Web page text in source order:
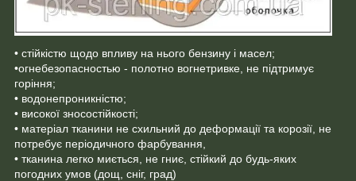
• стійкістю щодо впливу на нього бензину і масел;
•огнебезопасностью - полотно вогнетривке, не підтримує
горіння;
• водонепроникністю;
• високої зносостійкості;
• матеріал тканини не схильний до деформації та корозії, не
потребує періодичного фарбування,
• тканина легко миється, не гниє, стійкий до будь-яких
погодних умов (дощ, сніг, град)